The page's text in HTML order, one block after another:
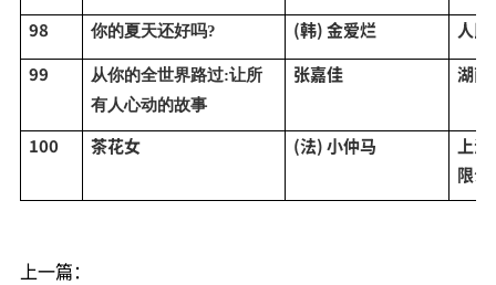
98
你的夏天还好吗? (韩) 金爱烂
人
99
从你的全世界路过:让所
有人心动的故事
张嘉佳 湖南
100 茶花女 (法) 小仲马
上
限公
上一篇：